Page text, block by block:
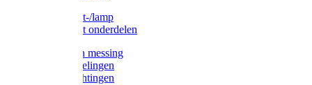
Vliegenkast-/lamp
Vliegenkast onderdelen
Zuigkorven messing
Geka koppelingen
Geka afdichtingen